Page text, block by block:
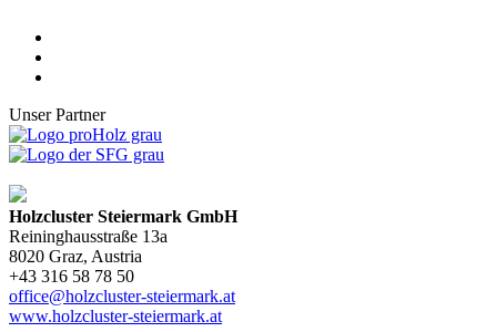
Unser Partner
Holzcluster Steiermark GmbH
Reininghausstraße 13a
8020 Graz, Austria
+43 316 58 78 50
office@holzcluster-steiermark.at
www.holzcluster-steiermark.at